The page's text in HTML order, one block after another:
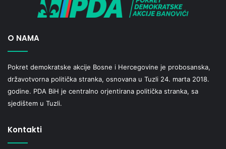
O NAMA
Pokret demokratske akcije Bosne i Hercegovine je probosanska,
državotvorna politička stranka, osnovana u Tuzli 24. marta 2018.
godine. PDA BiH je centralno orjentirana politička stranka, sa
sjedištem u Tuzli.
Kontakti